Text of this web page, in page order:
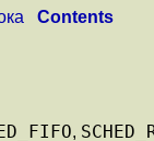
Contents
,